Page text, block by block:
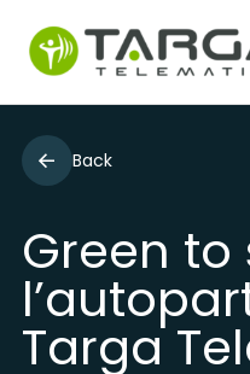
Back
Green to
Targa